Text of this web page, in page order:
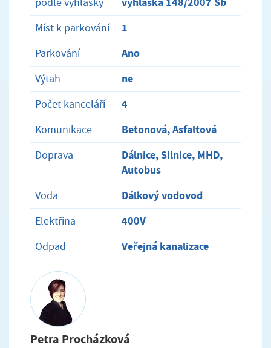
Míst k parkování 1
Parkování Ano
Výtah ne
Počet kanceláří 4
Komunikace Betonová, Asfaltová
Doprava
Dálnice, Silnice, MHD,
Autobus
Voda Dálkový vodovod
Elektřina 400V
Odpad Veřejná kanalizace
Petra Procházková